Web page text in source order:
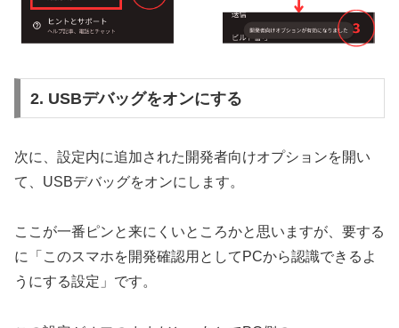
2. USBデバッグをオンにする
次に、設定内に追加された開発者向けオプションを開い
て、USBデバッグをオンにします。
ここが一番ピンと来にくいところかと思いますが、要する
に「このスマホを開発確認用としてPCから認識できるよ
うにする設定」です。